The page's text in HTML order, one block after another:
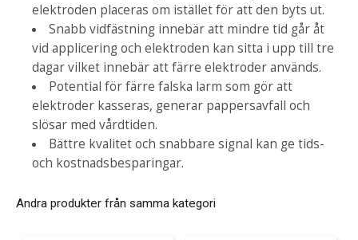
elektroden placeras om istället för att den byts ut.
Snabb vidfästning innebär att mindre tid går åt
vid applicering och elektroden kan sitta i upp till tre
dagar vilket innebär att färre elektroder används.
Potential för färre falska larm som gör att
elektroder kasseras, generar pappersavfall och
slösar med vårdtiden.
Bättre kvalitet och snabbare signal kan ge tids-
och kostnadsbesparingar.
Andra produkter från samma kategori